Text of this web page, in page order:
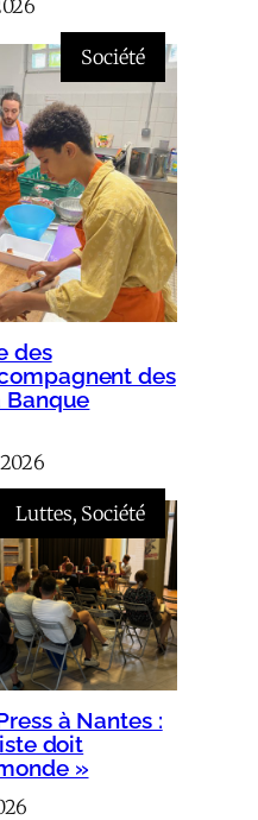
Société
des
des
Banque
Luttes, Société
à Nantes :
doit
»